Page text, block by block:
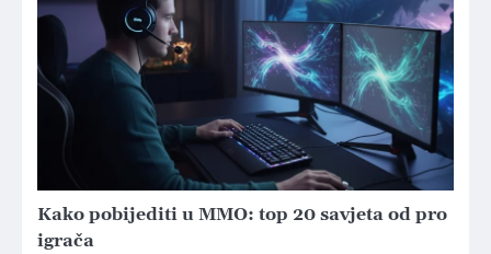
Kako pobijediti u MMO: top 20 savjeta od pro
igrača